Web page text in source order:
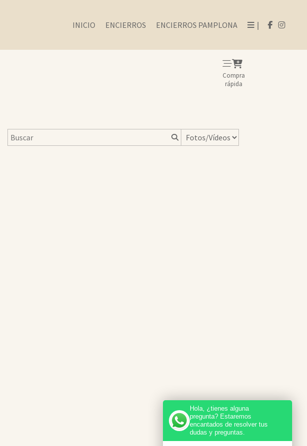
INICIO ENCIERROS ENCIERROS PAMPLONA |
Compra
rápida
Hola, ¿tienes alguna
pregunta? Estaremos
encantados de resolver tus
dudas y preguntas.